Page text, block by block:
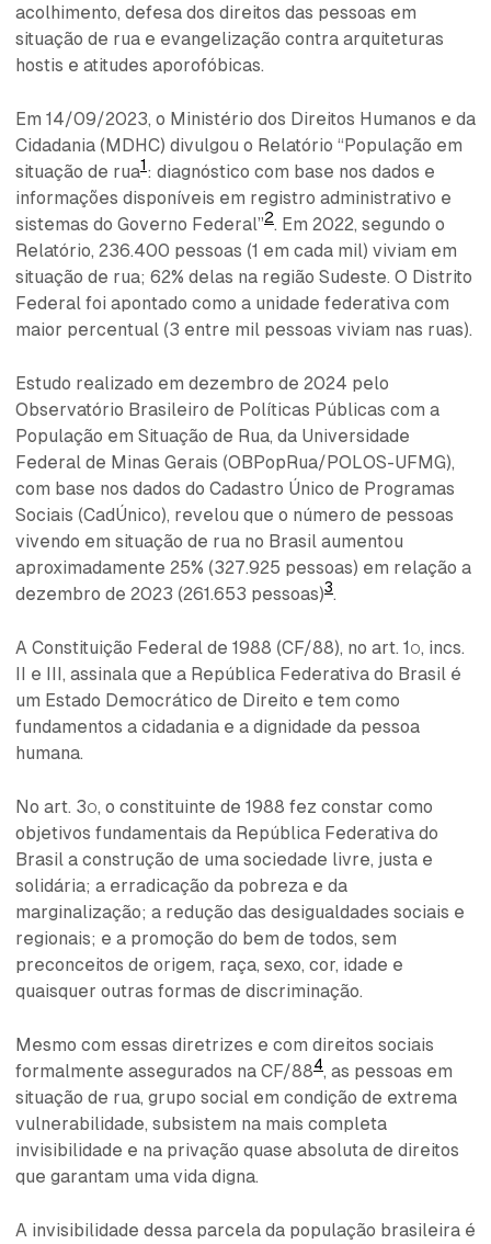
acolhimento, defesa dos direitos das pessoas em
situação de rua e evangelização contra arquiteturas
hostis e atitudes aporofóbicas.
Em 14/09/2023, o Ministério dos Direitos Humanos e da
Cidadania (MDHC) divulgou o Relatório “População em
situação de rua1: diagnóstico com base nos dados e
informações disponíveis em registro administrativo e
sistemas do Governo Federal”2. Em 2022, segundo o
Relatório, 236.400 pessoas (1 em cada mil) viviam em
situação de rua; 62% delas na região Sudeste. O Distrito
Federal foi apontado como a unidade federativa com
maior percentual (3 entre mil pessoas viviam nas ruas).
Estudo realizado em dezembro de 2024 pelo
Observatório Brasileiro de Políticas Públicas com a
População em Situação de Rua, da Universidade
Federal de Minas Gerais (OBPopRua/POLOS-UFMG),
com base nos dados do Cadastro Único de Programas
Sociais (CadÚnico), revelou que o número de pessoas
vivendo em situação de rua no Brasil aumentou
aproximadamente 25% (327.925 pessoas) em relação a
dezembro de 2023 (261.653 pessoas)3.
A Constituição Federal de 1988 (CF/88), no art. 1º, incs.
II e III, assinala que a República Federativa do Brasil é
um Estado Democrático de Direito e tem como
fundamentos a cidadania e a dignidade da pessoa
humana.
No art. 3º, o constituinte de 1988 fez constar como
objetivos fundamentais da República Federativa do
Brasil a construção de uma sociedade livre, justa e
solidária; a erradicação da pobreza e da
marginalização; a redução das desigualdades sociais e
regionais; e a promoção do bem de todos, sem
preconceitos de origem, raça, sexo, cor, idade e
quaisquer outras formas de discriminação.
Mesmo com essas diretrizes e com direitos sociais
formalmente assegurados na CF/884, as pessoas em
situação de rua, grupo social em condição de extrema
vulnerabilidade, subsistem na mais completa
invisibilidade e na privação quase absoluta de direitos
que garantam uma vida digna.
A invisibilidade dessa parcela da população brasileira é